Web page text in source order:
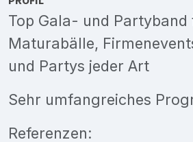
Top Gala- und Partyband
Maturabälle,
und Partys jeder Art
Sehr umfangreiches
Referenzen: